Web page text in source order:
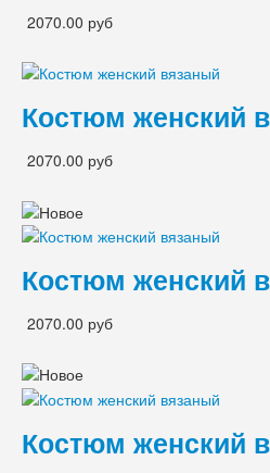
2070.00 руб
Костюм женский
2070.00 руб
Костюм женский
2070.00 руб
Костюм женский